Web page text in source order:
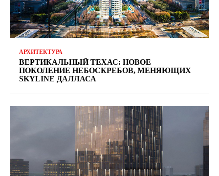
АРХИТЕКТУРА
ВЕРТИКАЛЬНЫЙ ТЕХАС: НОВОЕ
ПОКОЛЕНИЕ НЕБОСКРЕБОВ, МЕНЯЮЩИХ
SKYLINE ДАЛЛАСА